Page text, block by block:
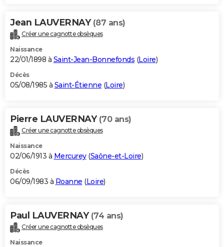
Jean LAUVERNAY (87 ans)
Créer une cagnotte obsèques
Naissance
22/01/1898 à Saint-Jean-Bonnefonds (Loire)
Décès
05/08/1985 à Saint-Étienne (Loire)
Pierre LAUVERNAY (70 ans)
Créer une cagnotte obsèques
Naissance
02/06/1913 à Mercurey(Saône-et-Loire)
Décès
06/09/1983 à Roanne (Loire)
Paul LAUVERNAY (74 ans)
Créer une cagnotte obsèques
Naissance